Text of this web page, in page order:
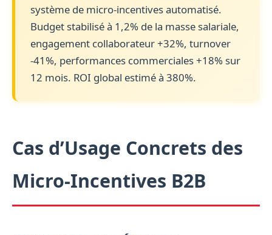
système de micro-incentives automatisé.
Budget stabilisé à 1,2% de la masse salariale,
engagement collaborateur +32%, turnover
-41%, performances commerciales +18% sur
12 mois. ROI global estimé à 380%.
Cas d’Usage Concrets des
Micro-Incentives B2B